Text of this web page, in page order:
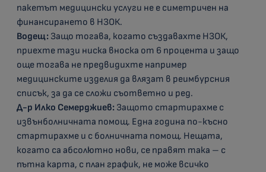
пакетът медицински услуги не е симетричен на
финансирането в НЗОК.
Водещ: Защо тогава, когато създавахте НЗОК,
приехте тази ниска вноска от 6 процента и защо
още тогава не предвидихте например
медицинските изделия да влязат в реимбурсния
списък, за да се сложи съответно и ред.
Д-р Илко Семерджиев: Защото стартирахме с
извънболничната помощ. Една година по-късно
стартирахме и с болничната помощ. Нещата,
когато са абсолютно нови, се правят така – с
пътна карта, с план график, не може всичко